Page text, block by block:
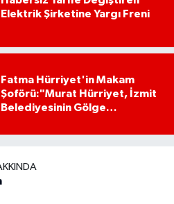
Elektrik Şirketine Yargı Freni
Fatma Hürriyet'in Makam
Şoförü:"Murat Hürriyet, İzmit
Belediyesinin Gölge